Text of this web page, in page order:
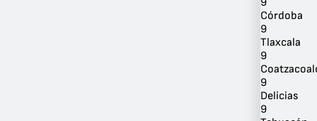
Córdoba
9
Tlaxcala
9
9
Delicias
9